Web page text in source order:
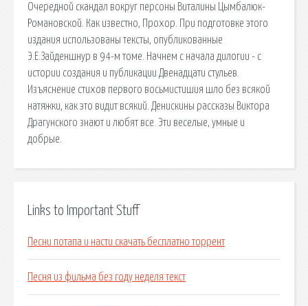
Очередной скандал вокруг персоны Виталины Цымбалюк-
Романовской. Как известно, Прохор. При подготовке этого
издания использованы тексты, опубликованные
Э.Е.Зайденшнур в 94-м томе. Начнем с начала дилогии - с
истории создания и публикации Двенадцати стульев.
Изъяснение стихов первого восьмистишия шло без всякой
натяжки, как это видит всякий. Денискины рассказы Виктора
Драгунского знают и любят все. Эти веселые, умные и
добрые.
Links to Important Stuff
Песни потапа и насти скачать бесплатно торрент
Песня из фильма без году неделя текст